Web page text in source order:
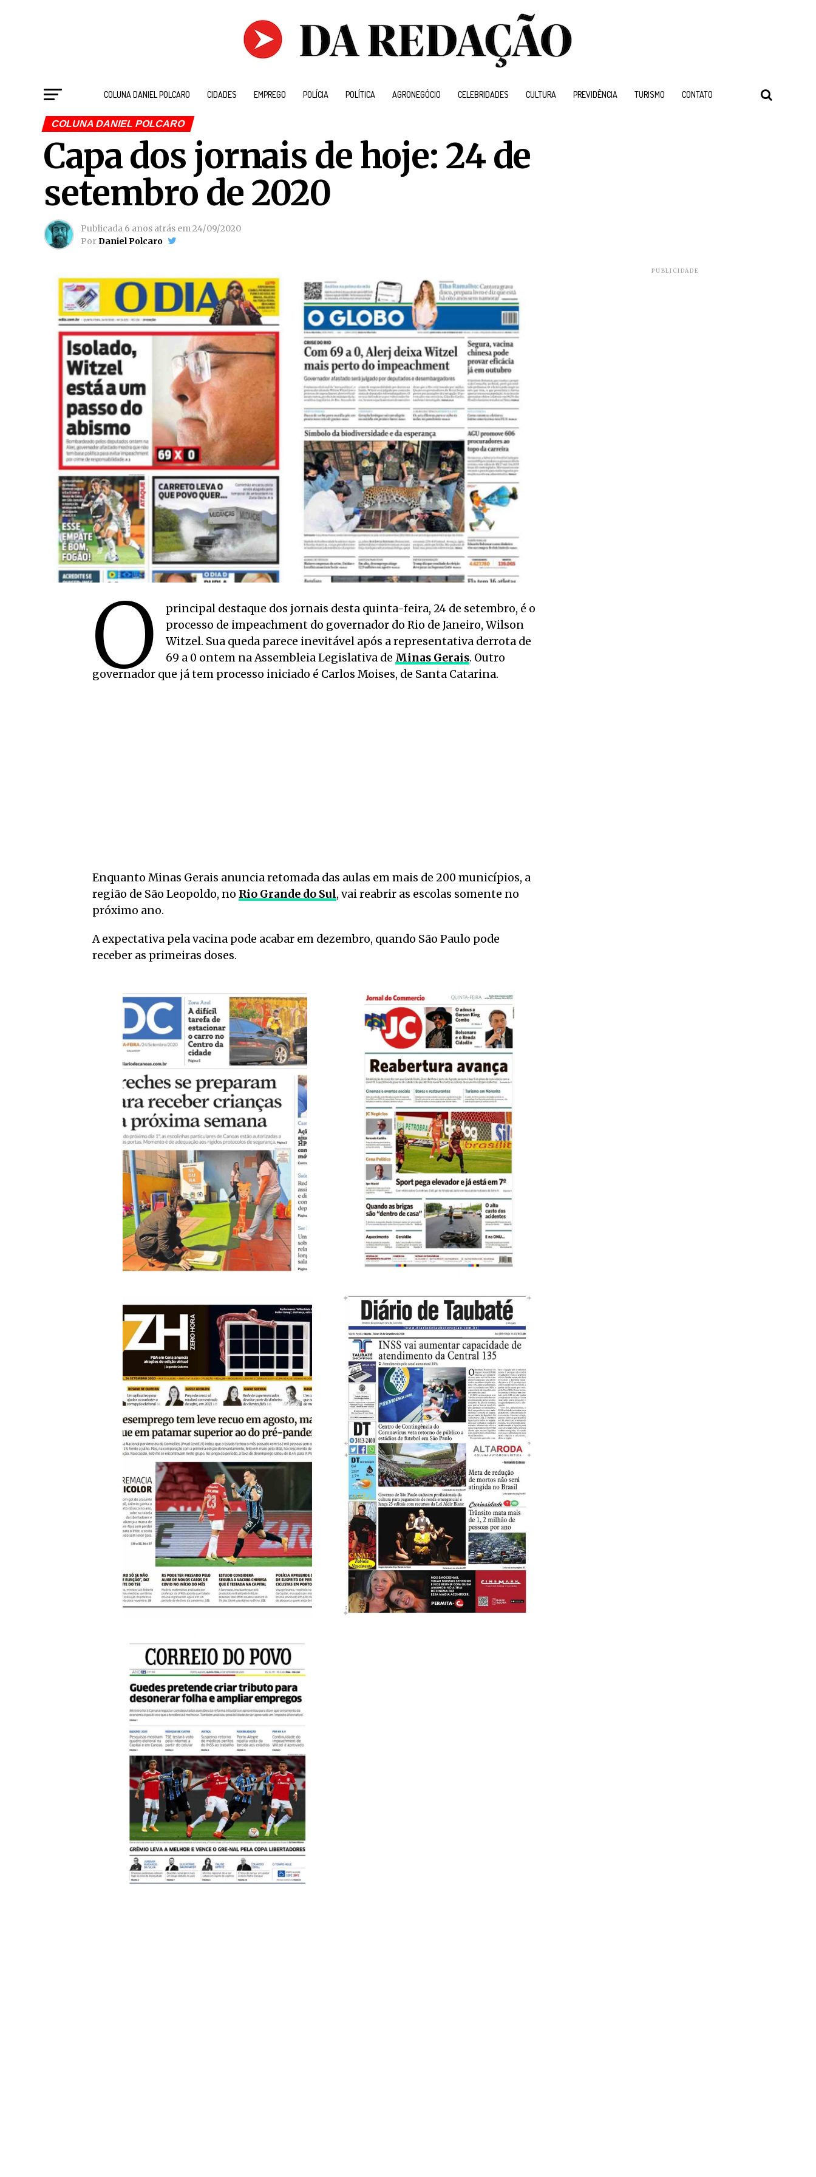
COLUNA DANIEL POLCARO CIDADES EMPREGO POLÍCIA POLÍTICA AGRONEGÓCIO CELEBRIDADES CULTURA PREVIDÊNCIA TURISMO CONTATO
COLUNA DANIEL POLCARO
Capa dos jornais de hoje: 24 de
setembro de 2020
Publicada 6 anos atrás em24/09/2020
PorDaniel Polcaro
O
principal destaque dos jornais desta quinta-feira, 24 de setembro, é o
processo de impeachment do governador do Rio de Janeiro, Wilson
Witzel. Sua queda parece inevitável após a representativa derrota de
69 a 0 ontem na Assembleia Legislativa de Minas Gerais. Outro
governador que já tem processo iniciado é Carlos Moises, de Santa Catarina.
Enquanto Minas Gerais anuncia retomada das aulas em mais de 200 municípios, a
região de São Leopoldo, no Rio Grande do Sul, vai reabrir as escolas somente no
próximo ano.
A expectativa pela vacina pode acabar em dezembro, quando São Paulo pode
receber as primeiras doses.
PUBLICIDADE